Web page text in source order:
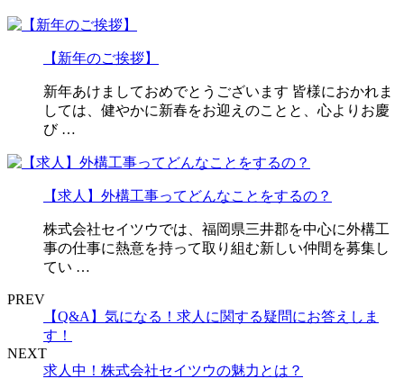
【新年のご挨拶】
新年あけましておめでとうございます 皆様におかれま
しては、健やかに新春をお迎えのことと、心よりお慶
び …
【求人】外構工事ってどんなことをするの？
株式会社セイツウでは、福岡県三井郡を中心に外構工
事の仕事に熱意を持って取り組む新しい仲間を募集し
てい …
PREV
【Q&A】気になる！求人に関する疑問にお答えしま
す！
NEXT
求人中！株式会社セイツウの魅力とは？